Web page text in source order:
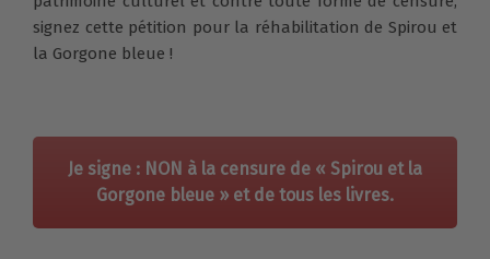
signez cette pétition pour la réhabilitation de Spirou et
la Gorgone bleue !
Je signe : NON à la censure de « Spirou et la
Gorgone bleue » et de tous les livres.